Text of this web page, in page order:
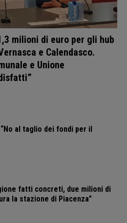
milioni di euro per gli hub
e Calendasco.
e Unione
al taglio dei fondi per il
fatti concreti, due milioni di
la stazione di Piacenza”